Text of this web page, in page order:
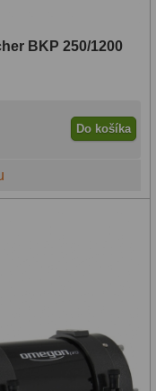
BKP 250/1200
Do košíka